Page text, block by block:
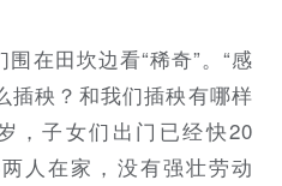
在田坎边看“稀奇”。“感
插秧？和我们插秧有哪样
，子女们出门已经快20
人在家，没有强壮劳动